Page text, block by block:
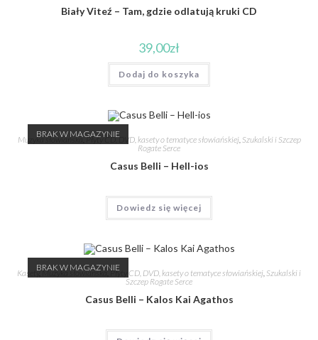
Biały Viteź – Tam, gdzie odlatują kruki CD
39,00zł
Dodaj do koszyka
BRAK W MAGAZYNIE
Muzyka słowiańska,Płyty CD, DVD, kasety o tematyce słowiańskiej, Szukalski i Szczep
Rogate Serce
Casus Belli – Hell-ios
Dowiedz się więcej
BRAK W MAGAZYNIE
Kasety,Muzyka słowiańska , Płyty CD, DVD, kasety o tematyce słowiańskiej, Szukalski i
Szczep Rogate Serce
Casus Belli – Kalos Kai Agathos